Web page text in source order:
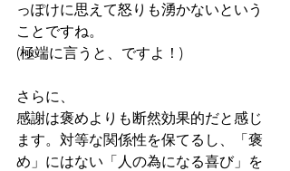
っぽけに思えて怒りも湧かないという
ことですね。
(極端に言うと、ですよ！)
さらに、
感謝は褒めよりも断然効果的だと感じ
ます。対等な関係性を保てるし、「褒
め」にはない「人の為になる喜び」を